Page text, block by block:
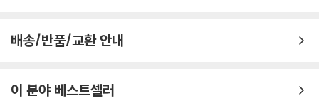
배송/반품/교환 안내
이 분야 베스트셀러